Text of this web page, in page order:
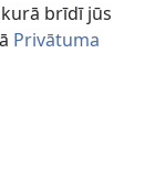
brīdī jūs
Privātuma
of Pennsylvania.